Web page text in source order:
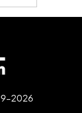
2026